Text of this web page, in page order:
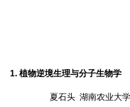
1. 植物逆境生理与分子生物学
夏石头 湖南农业大